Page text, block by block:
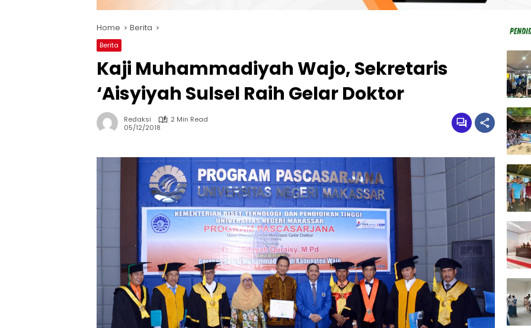
Home Berita
Berita
Kaji Muhammadiyah Wajo, Sekretaris
‘Aisyiyah Sulsel Raih Gelar Doktor
Redaksi
2 Min Read
05/12/2018